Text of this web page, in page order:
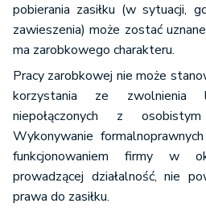
pobierania zasiłku (w sytuacji,
zawieszenia) może zostać
ma zarobkowego charakteru.
Pracy zarobkowej nie może
korzystania ze zwolnienia
niepołączonych z
Wykonywanie
funkcjonowaniem firmy w
prowadzącej działalność, nie
prawa do zasiłku.